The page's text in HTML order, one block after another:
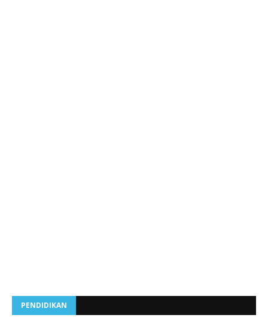
PENDIDIKAN